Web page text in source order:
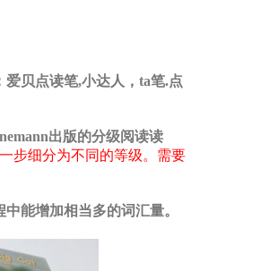
贝点读笔,小达人，ta笔.点
出版的分级阅读读
步细分为不同的等级。需要
能增加相当多的词汇量。